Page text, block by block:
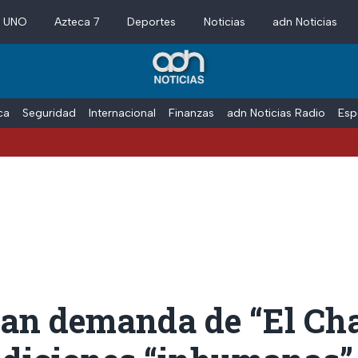
Azteca 7 Deportes Noticias adn Noticias
Seguridad Internacional Finanzas adn Noticias Radio
demanda de “El